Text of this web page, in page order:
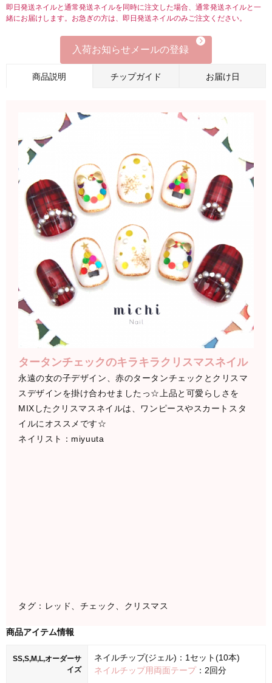
即日発送ネイルと通常発送ネイルを同時に注文した場合、通常発送ネイルと一
緒にお届けします。お急ぎの方は、即日発送ネイルのみご注文ください。
入荷お知らせメールの登録
商品説明 チップガイド お届け日
タータンチェックのキラキラクリスマスネイル
永遠の女の子デザイン、赤のタータンチェックとクリスマ
スデザインを掛け合わせましたっ☆上品と可愛らしさを
MIXしたクリスマスネイルは、ワンピースやスカートスタ
イルにオススメです☆
ネイリスト：miyuuta
タグ：レッド、チェック、クリスマス
商品アイテム情報
SS,S,M,L,オーダーサ
イズ
ネイルチップ(ジェル)：1セット(10本)
ネイルチップ用両面テープ：2回分